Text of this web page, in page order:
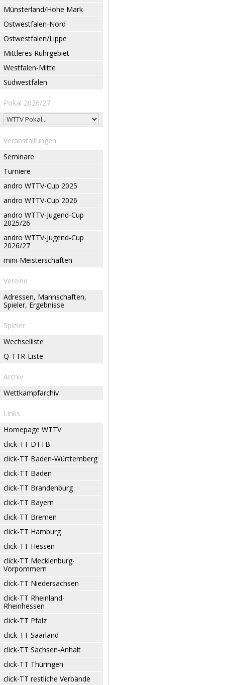
Münsterland/Hohe Mark
Ostwestfalen-Nord
Ostwestfalen/Lippe
Mittleres Ruhrgebiet
Westfalen-Mitte
Südwestfalen
Pokal 2026/27
Veranstaltungen
Seminare
Turniere
andro WTTV-Cup 2025
andro WTTV-Cup 2026
andro WTTV-Jugend-Cup
2025/26
andro WTTV-Jugend-Cup
2026/27
mini-Meisterschaften
Vereine
Adressen, Mannschaften,
Spieler, Ergebnisse
Spieler
Wechselliste
Q-TTR-Liste
Archiv
Wettkampfarchiv
Links
Homepage WTTV
click-TT DTTB
click-TT Baden-Württemberg
click-TT Baden
click-TT Brandenburg
click-TT Bayern
click-TT Bremen
click-TT Hamburg
click-TT Hessen
click-TT Mecklenburg-
Vorpommern
click-TT Niedersachsen
click-TT Rheinland-
Rheinhessen
click-TT Pfalz
click-TT Saarland
click-TT Sachsen-Anhalt
click-TT Thüringen
click-TT restliche Verbände